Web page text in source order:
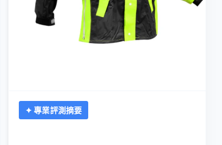
✦ 專業評測摘要